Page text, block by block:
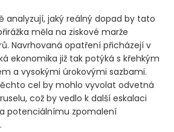
analyzují, jaký reálný dopad by tato
měla na ziskové marže
Navrhovaná opatření přicházejí v
ekonomika již tak potýká s křehkým
a vysokými úrokovými sazbami.
cel by mohlo vyvolat odvetná
což by vedlo k další eskalaci
potenciálnímu zpomalení